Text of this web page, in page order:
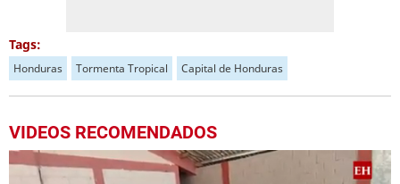
Tags:
Honduras Tormenta Tropical Capital de Honduras
VIDEOS RECOMENDADOS